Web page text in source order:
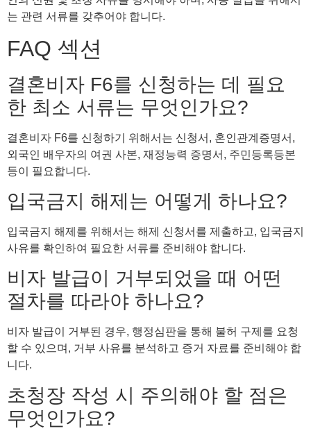
는 관련 서류를 갖추어야 합니다.
FAQ 섹션
결혼비자 F6를 신청하는 데 필요
한 최소 서류는 무엇인가요?
결혼비자 F6를 신청하기 위해서는 신청서, 혼인관계증명서,
외국인 배우자의 여권 사본, 재정능력 증명서, 주민등록등본
등이 필요합니다.
입국금지 해제는 어떻게 하나요?
입국금지 해제를 위해서는 해제 신청서를 제출하고, 입국금지
사유를 확인하여 필요한 서류를 준비해야 합니다.
비자 발급이 거부되었을 때 어떤
절차를 따라야 하나요?
비자 발급이 거부된 경우, 행정심판을 통해 불허 구제를 요청
할 수 있으며, 거부 사유를 분석하고 증거 자료를 준비해야 합
니다.
초청장 작성 시 주의해야 할 점은
무엇인가요?